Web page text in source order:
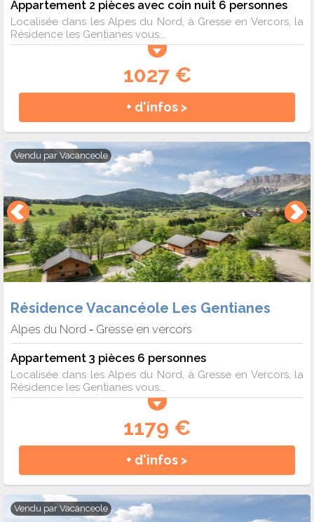
Appartement 2 pièces avec coin nuit 6 personnes
Localisée dans les Alpes du Nord, à Gresse en Vercors, la
Résidence les Gentianes vous...
1027 €
+ d'infos >
Vendu par Vacanceole
Résidence Vacancéole Les Gentianes
Alpes du Nord - Gresse en vercors
Appartement 3 pièces 6 personnes
Localisée dans les Alpes du Nord, à Gresse en Vercors, la
Résidence les Gentianes vous...
1179 €
+ d'infos >
Vendu par Vacanceole